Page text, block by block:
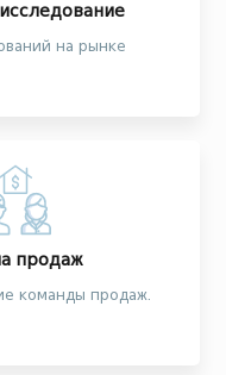
на рынке
продаж
команды продаж.